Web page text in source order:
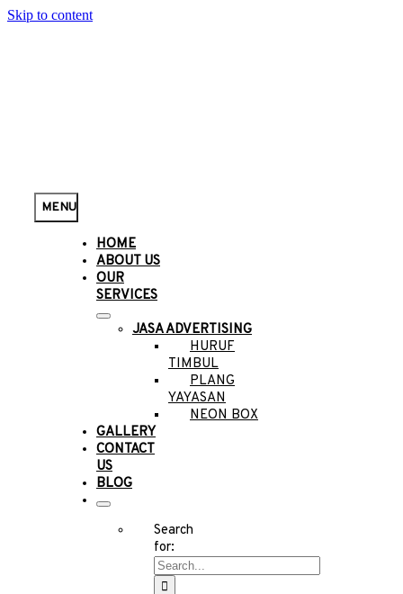
Skip to content
MENU
HOME
ABOUT US
OUR
SERVICES
JASA ADVERTISING
HURUF
TIMBUL
PLANG
YAYASAN
NEON BOX
GALLERY
CONTACT
US
BLOG
Search
for: